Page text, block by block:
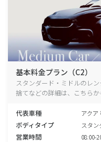
基本料金プラン（C2）
スタンダード・ミドルのレ
捨てなどの詳細は、こちらか
代表車種 アクア
ボディタイプ スタ
営業時間 08:00-